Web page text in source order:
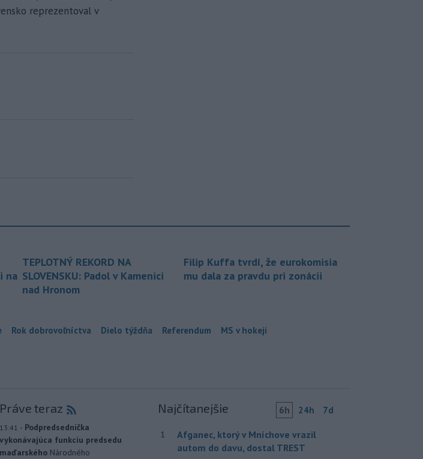
reprezentoval v
na
TEPLOTNÝ REKORD NA
SLOVENSKU: Padol v Kamenici
nad Hronom
Filip Kuffa tvrdí, že eurokomisia
mu dala za pravdu pri zonácii
Rok dobrovoľníctva Dielo týždňa Referendum MS v hokeji
Práve teraz
13:41 - Podpredsedníčka
vykonávajúca funkciu predsedu
maďarského Národného
Najčítanejšie 6h 24h 7d
1
Afganec, ktorý v Mníchove vrazil
autom do davu, dostal TREST